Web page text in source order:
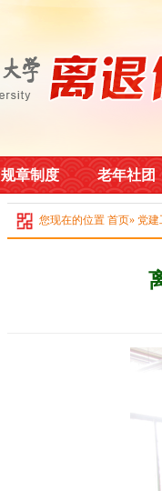
规章制度 老年社团
您现在的位置 首页» 党建